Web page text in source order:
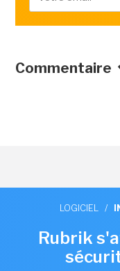
Commentaire
LOGICIEL /
Rubrik